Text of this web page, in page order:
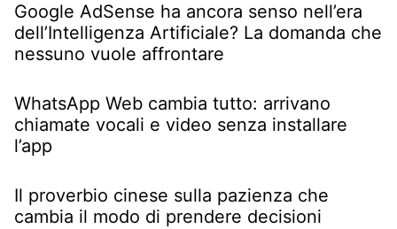
Google AdSense ha ancora senso nell’era
dell’Intelligenza Artificiale? La domanda che
nessuno vuole affrontare
WhatsApp Web cambia tutto: arrivano
chiamate vocali e video senza installare
l’app
Il proverbio cinese sulla pazienza che
cambia il modo di prendere decisioni